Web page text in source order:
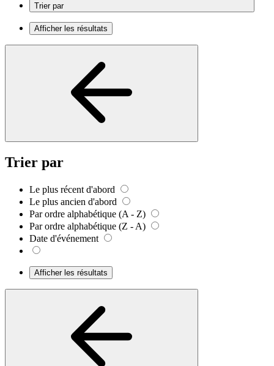
Trier par
Afficher les résultats
Trier par
Le plus récent d'abord
Le plus ancien d'abord
Par ordre alphabétique (A - Z)
Par ordre alphabétique (Z - A)
Date d'événement
Afficher les résultats